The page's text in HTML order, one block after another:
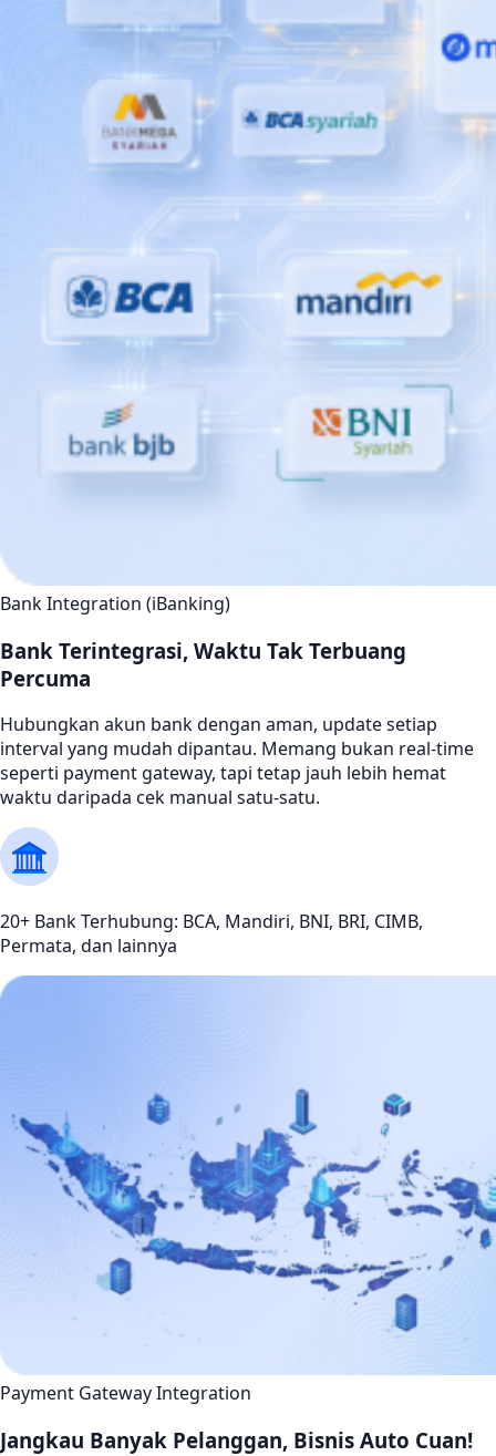
Bank Integration (iBanking)
Bank Terintegrasi, Waktu Tak Terbuang
Percuma
Hubungkan akun bank dengan aman, update setiap
interval yang mudah dipantau. Memang bukan real-time
seperti payment gateway, tapi tetap jauh lebih hemat
waktu daripada cek manual satu-satu.
20+ Bank Terhubung: BCA, Mandiri, BNI, BRI, CIMB,
Permata, dan lainnya
Payment Gateway Integration
Jangkau Banyak Pelanggan, Bisnis Auto Cuan!